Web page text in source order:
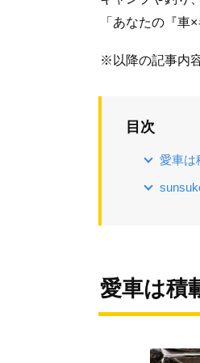
「あなたの『車
※以降の記事内
目次
愛車は
愛車は積